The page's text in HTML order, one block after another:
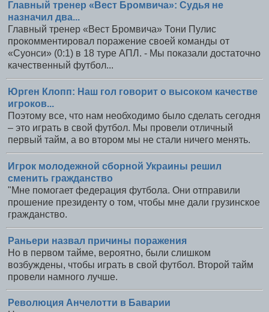
Главный тренер «Вест Бромвича»: Судья не
назначил два...
Главный тренер «Вест Бромвича» Тони Пулис
прокомментировал поражение своей команды от
«Суонси» (0:1) в 18 туре АПЛ. - Мы показали достаточно
качественный футбол...
Юрген Клопп: Наш гол говорит о высоком качестве
игроков...
Поэтому все, что нам необходимо было сделать сегодня
– это играть в свой футбол. Мы провели отличный
первый тайм, а во втором мы не стали ничего менять.
Игрок молодежной сборной Украины решил
сменить гражданство
"Мне помогает федерация футбола. Они отправили
прошение президенту о том, чтобы мне дали грузинское
гражданство.
Раньери назвал причины поражения
Но в первом тайме, вероятно, были слишком
возбуждены, чтобы играть в свой футбол. Второй тайм
провели намного лучше.
Революция Анчелотти в Баварии